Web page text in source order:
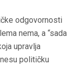
odgovornosti
nema, a “sada
upravlja
političku